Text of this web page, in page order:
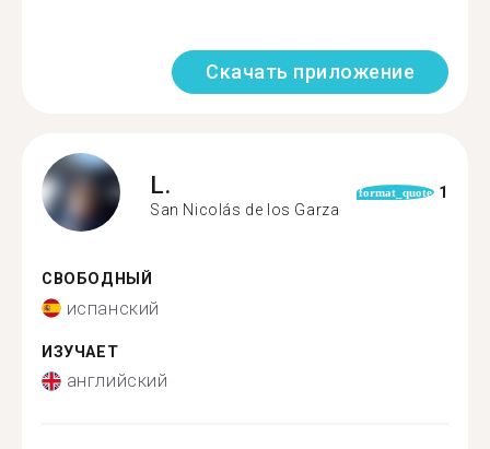
Скачать приложение
L.
San Nicolás de los Garza
format_quote 1
СВОБОДНЫЙ
испанский
ИЗУЧАЕТ
английский